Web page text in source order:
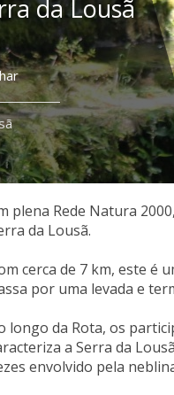
da Lousã
plena Rede Natura
da Lousã.
cerca de 7 km, este é
por uma levada e
longo da Rota, os
a Serra da
envolvido pela